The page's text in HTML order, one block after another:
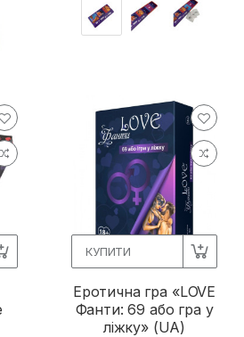
КУПИТИ
Еротична гра «LOVE
Фанти: 69 або гра у
ліжку» (UA)